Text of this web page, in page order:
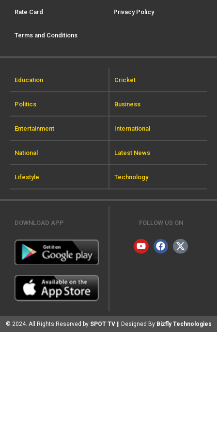
Rate Card Privacy Policy
Terms and Conditions
Education Cricket
Politics Business
Entertainment International
National Latest News
Lifestyle Technology
DOWNLOAD APP FOLLOW US ON
© 2024. All Rights Reserved by SPOT TV || Designed By Bizfly Technologies